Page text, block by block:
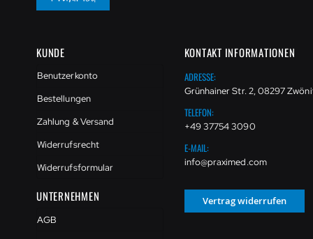
KUNDE
Benutzerkonto
Bestellungen
Zahlung & Versand
Widerrufsrecht
Widerrufsformular
UNTERNEHMEN
AGB
KONTAKT INFORMATIONEN
ADRESSE:
Grünhainer Str. 2, 08297
TELEFON:
+49 37754 3090
E-MAIL:
info@praximed.com
Vertrag widerrufen